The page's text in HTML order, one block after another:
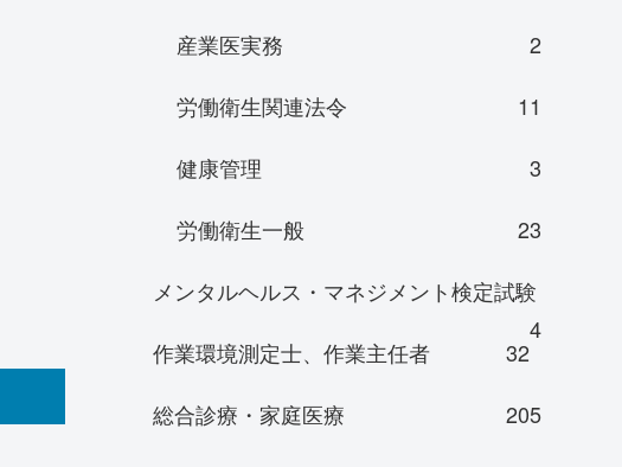
産業医実務
2
労働衛生関連法令
11
健康管理
3
労働衛生一般
23
メンタルヘルス・マネジメント検定試験
4
作業環境測定士、作業主任者
32
総合診療・家庭医療
205